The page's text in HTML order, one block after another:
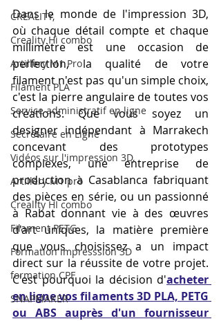
CREALITY,
Creality Hi combo
Artillery M1 Pro
Filament PLA
Service administratif en ligne
Secrétaire en Ligne
Vidéos sur l'impression 3D,
Artillery M1 pro
Creality HI combo
Filament PETG
Formation impresssion 3D
formation CPF
SNAPMAKER
Dans le monde de l'impression 3D,
où chaque détail compte et chaque
millimètre est une occasion de
perfection, la qualité de votre
filament n'est pas qu'un simple choix,
c'est la pierre angulaire de toutes vos
créations. Que vous soyez un
designer indépendant à Marrakech
concevant des prototypes
complexes, une entreprise de
production à Casablanca fabriquant
des pièces en série, ou un passionné
à Rabat donnant vie à des œuvres
d'art uniques, la matière première
que vous choisissez a un impact
direct sur la réussite de votre projet.
C'est pourquoi la décision d'acheter
en ligne vos filaments 3D PLA, PETG
ou ABS auprès d'un fournisseur